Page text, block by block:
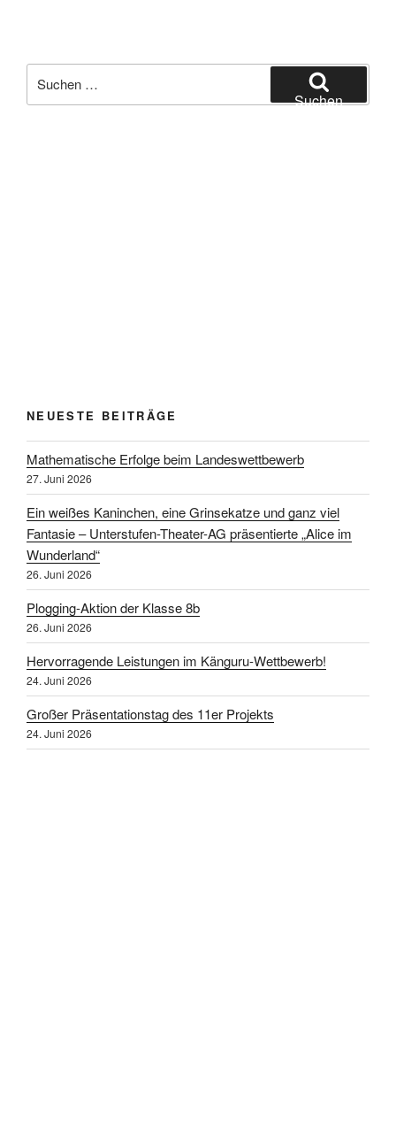
nach:
Suchen
NEUESTE BEITRÄGE
Mathematische Erfolge beim Landeswettbewerb
27. Juni 2026
Ein weißes Kaninchen, eine Grinsekatze und ganz viel
Fantasie – Unterstufen-Theater-AG präsentierte „Alice im
Wunderland“
26. Juni 2026
Plogging-Aktion der Klasse 8b
26. Juni 2026
Hervorragende Leistungen im Känguru-Wettbewerb!
24. Juni 2026
Großer Präsentationstag des 11er Projekts
24. Juni 2026